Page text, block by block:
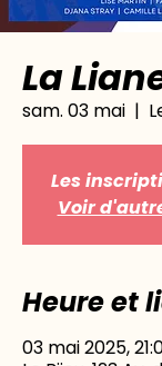
La
sam. 03 mai
  |
Les
Voir
Heure et
03 mai 2025,